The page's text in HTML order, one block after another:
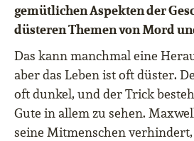
gemütlichen Aspekten der
düsteren Themen von Mord
Das kann manchmal eine
aber das Leben ist oft düster.
oft dunkel, und der Trick
Gute in allem zu sehen.
seine Mitmenschen verhindert,